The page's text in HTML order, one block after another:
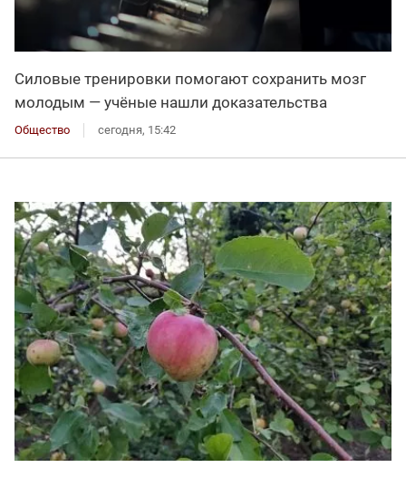
Силовые тренировки помогают сохранить мозг
молодым — учёные нашли доказательства
Общество сегодня, 15:42